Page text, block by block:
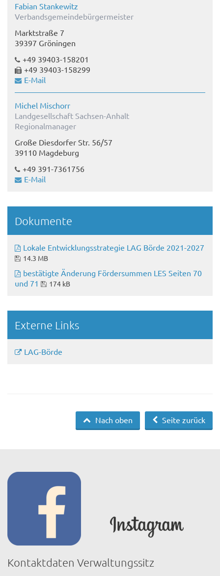
Fabian Stankewitz
Verbandsgemeindebürgermeister
Marktstraße 7
39397 Gröningen
+49 39403-158201
+49 39403-158299
E-Mail
Michel Mischorr
Landgesellschaft Sachsen-Anhalt
Regionalmanager
Große Diesdorfer Str. 56/57
39110 Magdeburg
+49 391-7361756
E-Mail
Dokumente
Lokale Entwicklungsstrategie LAG Börde 2021-2027
14.3 MB
bestätigte Änderung Fördersummen LES Seiten 70
und 71
174 kB
Externe Links
LAG-Börde
Seite zurück
Nach oben
Kontaktdaten Verwaltungssitz